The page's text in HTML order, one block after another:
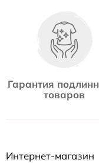
Гарантия
товаров
Интернет-магазин